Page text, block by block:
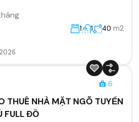
1 1 40 m2
6
THUÊ NHÀ MẶT NGÕ TUYẾN
FULL ĐỒ